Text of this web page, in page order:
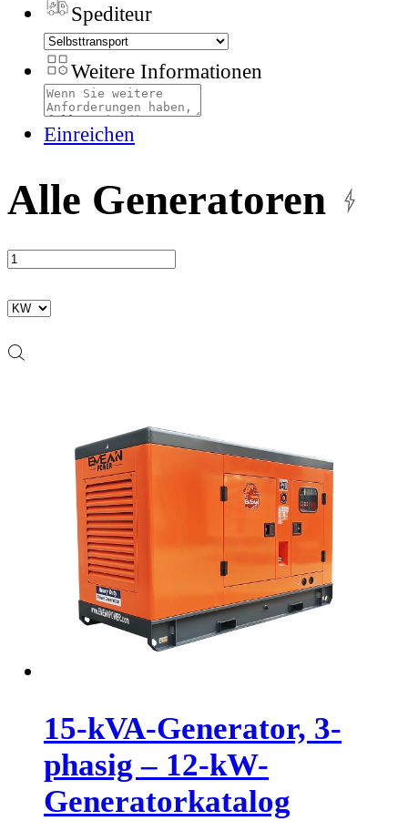
Spediteur
Weitere Informationen
Einreichen
Alle Generatoren
15-kVA-Generator, 3-
phasig – 12-kW-
Generatorkatalog